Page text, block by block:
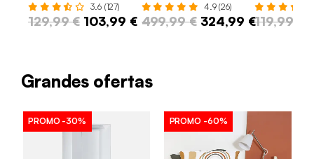
3.6 (127)
129,99 € 103,99 €
4.9 (26)
499,99 € 324,99 €119,99 €
Grandes ofertas
PROMO -30% PROMO -60%